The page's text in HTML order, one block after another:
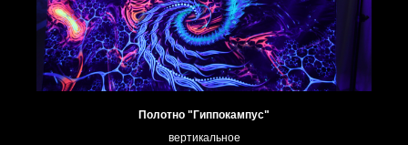
Полотно "Гиппокампус"
вертикальное